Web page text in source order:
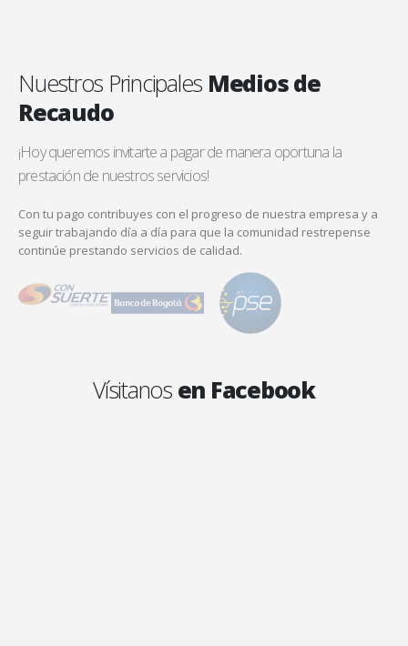
Nuestros Principales Medios de
Recaudo
¡Hoy queremos invitarte a pagar de manera oportuna la
prestación de nuestros servicios!
Con tu pago contribuyes con el progreso de nuestra empresa y a
seguir trabajando día a día para que la comunidad restrepense
continúe prestando servicios de calidad.
Vísitanos en Facebook